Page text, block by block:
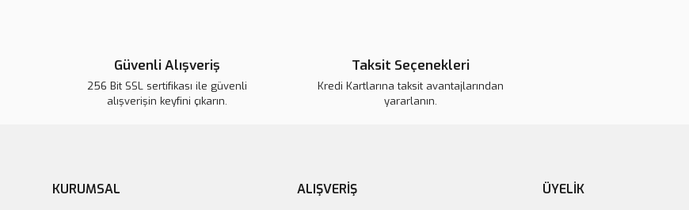
Güvenli Alışveriş
256 Bit SSL sertifikası ile güvenli
alışverişin keyfini çıkarın.
Taksit Seçenekleri
Kredi Kartlarına taksit avantajlarından
yararlanın.
KURUMSAL ALIŞVERİŞ ÜYELİK